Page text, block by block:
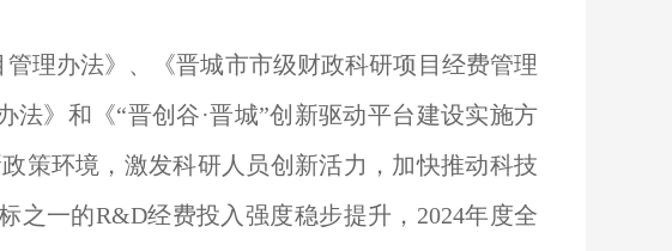
理办法》、《晋城市市级财政科研项目经费管理
》和《“晋创谷·晋城”创新驱动平台建设实施方
策环境，激发科研人员创新活力，加快推动科技
之一的R&D经费投入强度稳步提升，2024年度全